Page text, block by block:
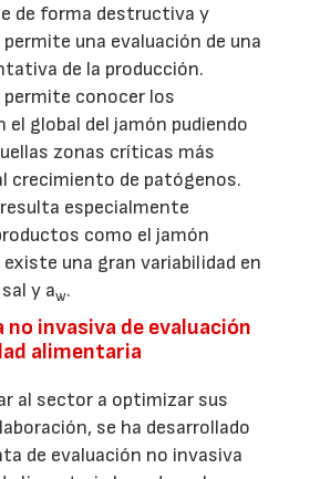
de forma destructiva y
una evaluación de una
de la producción.
permite conocer los
el global del jamón pudiendo
zonas críticas más
crecimiento de patógenos.
especialmente
como el jamón
existe una gran variabilidad en
y aw.
invasiva de evaluación
alimentaria
al sector a optimizar sus
se ha desarrollado
de evaluación no invasiva